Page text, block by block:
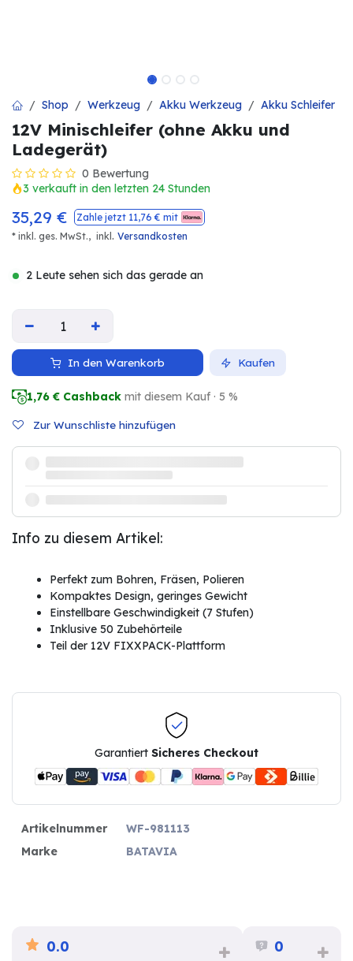
Shop Werkzeug Akku Werkzeug Akku Schleifer
12V Minischleifer (ohne Akku und
Ladegerät)
0 Bewertung
3 verkauft in den letzten 24 Stunden
35,29 € Zahle jetzt 11,76 € mit
* inkl. ges. MwSt., inkl . Versandkosten
2 Leute sehen sich das gerade an
In den Warenkorb Kaufen
1,76 € Cashback mit diesem Kauf · 5 %
Zur Wunschliste hinzufügen
Info zu diesem Artikel:
Perfekt zum Bohren, Fräsen, Polieren
Kompaktes Design, geringes Gewicht
Einstellbare Geschwindigkeit (7 Stufen)
Inklusive 50 Zubehörteile
Teil der 12V FIXXPACK-Plattform
Garantiert Sicheres Checkout
Artikelnummer
WF-981113
Marke
BATAVIA
0.0 0